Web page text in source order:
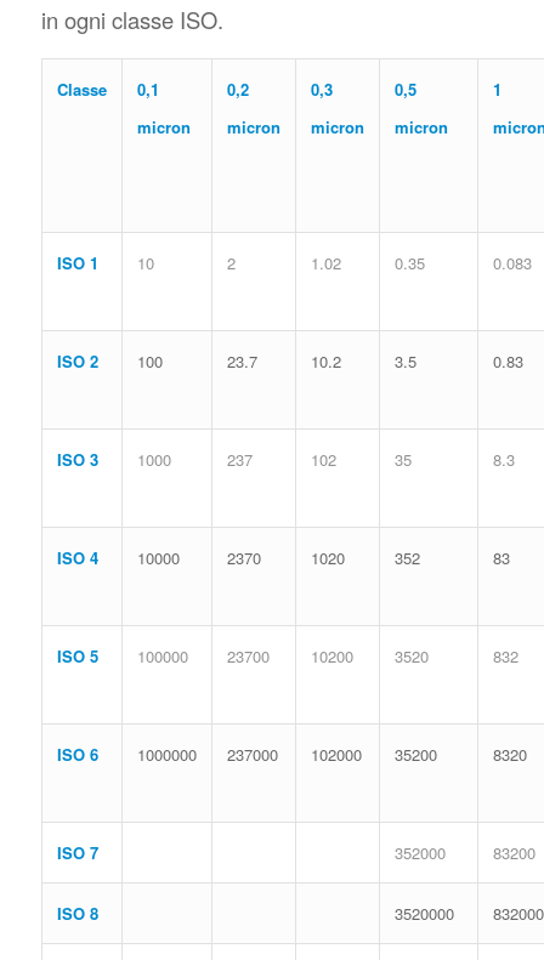
in ogni classe ISO.
Classe
0,1
micron
0,2
micron
0,3
micron
0,5
micron
1
ISO 1 10 2 1.02 0.35 0.083
ISO 2 100 23.7 10.2 3.5 0.83
ISO 3 1000 237 102 35 8.3
ISO 4 10000 2370 1020 352 83
ISO 5 100000 23700 10200 3520 832
ISO 6 1000000 237000 102000 35200 8320
ISO 7 352000 83200
ISO 8 3520000 832000